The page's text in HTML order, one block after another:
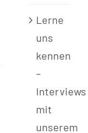
Lerne
uns
kennen
–
Interviews
mit
unserem